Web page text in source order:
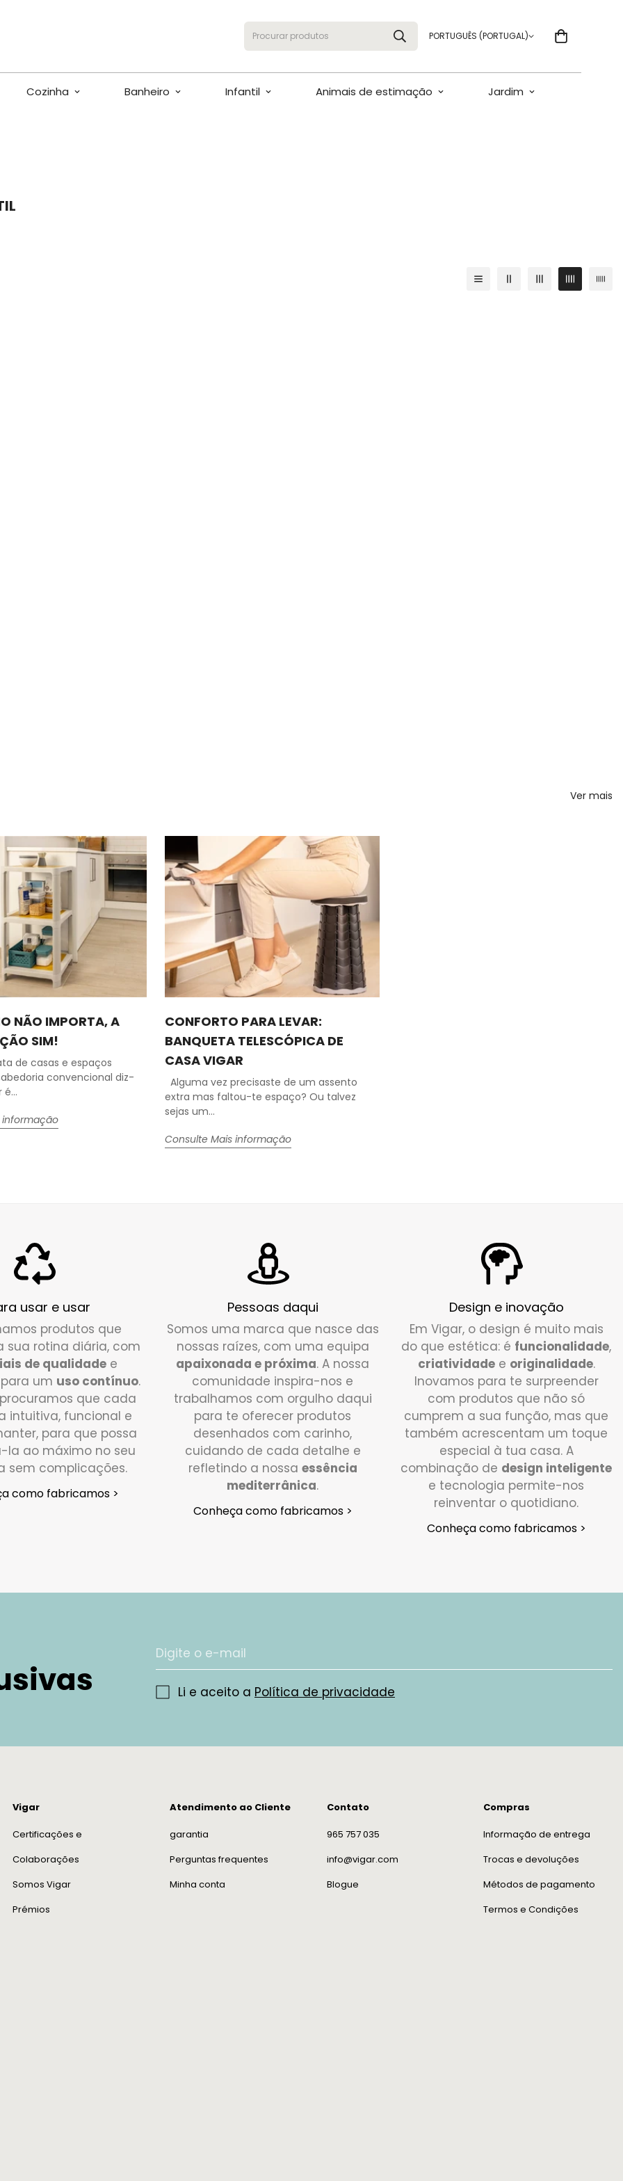
Procurar produtos PORTUGUÊS (PORTUGAL)
Cozinha Banheiro Infantil Animais de estimação Jardim
Ver mais
NÃO IMPORTA, A
SIM!
de casas e espaços
convencional diz-
informação
CONFORTO PARA LEVAR:
BANQUETA TELESCÓPICA DE
CASA VIGAR
Alguma vez precisaste de um assento
extra mas faltou-te espaço? Ou talvez
sejas um...
Consulte Mais informação
usar e usar
produtos que
sua rotina diária, com
de qualidadee
um uso contínuo.
que cada
intuitiva, funcional e
para que possa
la ao máximo no seu
sem complicações.
como fabricamos >
Pessoas daqui
Somos uma marca que nasce das
nossas raízes, com uma equipa
apaixonada e próxima. A nossa
comunidade inspira-nos e
trabalhamos com orgulho daqui
para te oferecer produtos
desenhados com carinho,
cuidando de cada detalhe e
refletindo a nossa essência
mediterrânica.
Conheça como fabricamos >
Design e inovação
Em Vigar, o design é muito mais
do que estética: é funcionalidade,
criatividadee originalidade.
Inovamos para te surpreender
com produtos que não só
cumprem a sua função, mas que
também acrescentam um toque
especial à tua casa. A
combinação de design inteligente
e tecnologia permite-nos
reinventar o quotidiano.
Conheça como fabricamos >
Li e aceito a Política de privacidade
Vigar
Certificações e
Colaborações
Somos Vigar
Prémios
Atendimento ao Cliente
garantia
Perguntas frequentes
Minha conta
Contato
965 757 035
info@vigar.com
Blogue
Compras
Informação de entrega
Trocas e devoluções
Métodos de pagamento
Termos e Condições